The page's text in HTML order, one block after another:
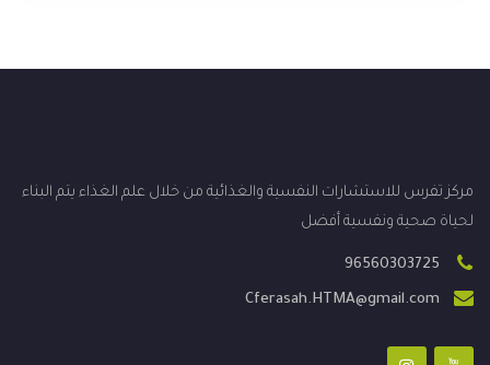
مركز تفرس للاستشارات النفسية والغذائية من خلال علم الغذاء يتم البناء
لحياة صحية ونفسية أفضل
96560303725
Cferasah.HTMA@gmail.com